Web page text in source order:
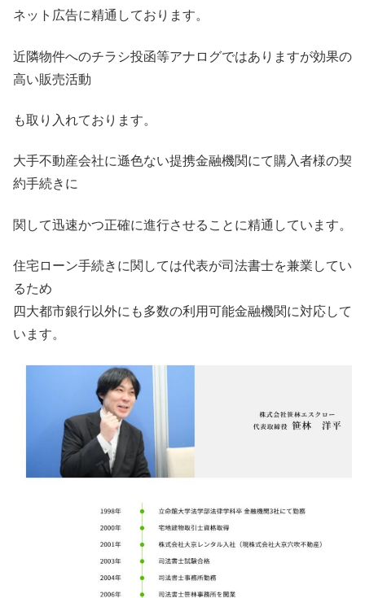
ネット広告に精通しております。
近隣物件へのチラシ投函等アナログではありますが効果の
高い販売活動
も取り入れております。
大手不動産会社に遜色ない提携金融機関にて購入者様の契
約手続きに
関して迅速かつ正確に進行させることに精通しています。
住宅ローン手続きに関しては代表が司法書士を兼業してい
るため
四大都市銀行以外にも多数の利用可能金融機関に対応して
います。